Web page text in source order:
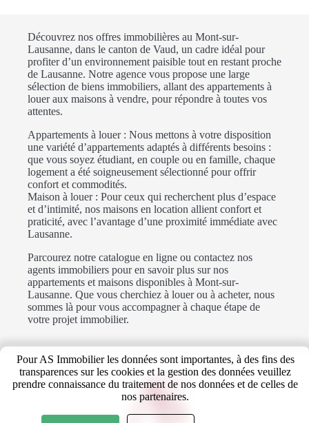
Découvrez nos offres immobilières au Mont-sur-
Lausanne, dans le canton de Vaud, un cadre idéal pour
profiter d’un environnement paisible tout en restant proche
de Lausanne. Notre agence vous propose une large
sélection de biens immobiliers, allant des appartements à
louer aux maisons à vendre, pour répondre à toutes vos
attentes.
Appartements à louer : Nous mettons à votre disposition
une variété d’appartements adaptés à différents besoins :
que vous soyez étudiant, en couple ou en famille, chaque
logement a été soigneusement sélectionné pour offrir
confort et commodités.
Maison à louer : Pour ceux qui recherchent plus d’espace
et d’intimité, nos maisons en location allient confort et
praticité, avec l’avantage d’une proximité immédiate avec
Lausanne.
Parcourez notre catalogue en ligne ou contactez nos
agents immobiliers pour en savoir plus sur nos
appartements et maisons disponibles à Mont-sur-
Lausanne. Que vous cherchiez à louer ou à acheter, nous
sommes là pour vous accompagner à chaque étape de
votre projet immobilier.
Pour AS Immobilier les données sont importantes, à des fins des
transparences sur les cookies et la gestion des données veuillez
prendre connaissance du traitement de nos données et de celles de
nos partenaires.